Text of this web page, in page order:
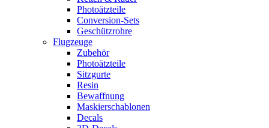
Photoätzteile
Conversion-Sets
Geschützrohre
Flugzeuge
Zubehör
Photoätzteile
Sitzgurte
Resin
Bewaffnung
Maskierschablonen
Decals